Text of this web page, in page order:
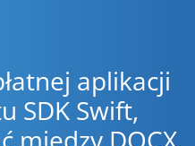
aplikacji
SDK Swift,